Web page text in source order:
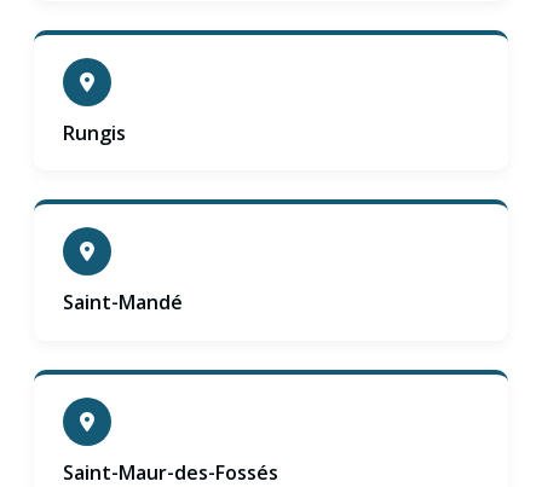
Rungis
Saint-Mandé
Saint-Maur-des-Fossés